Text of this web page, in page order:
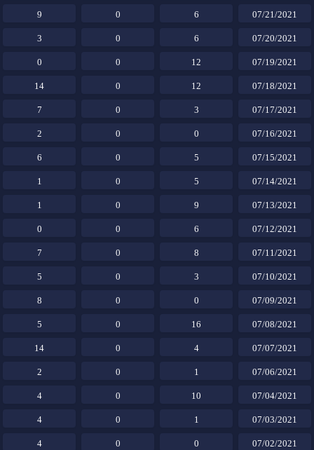
07/21/2021
6
0
9
07/20/2021
6
0
3
07/19/2021
12
0
0
07/18/2021
12
0
14
07/17/2021
3
0
7
07/16/2021
0
0
2
07/15/2021
5
0
6
07/14/2021
5
0
1
07/13/2021
9
0
1
07/12/2021
6
0
0
07/11/2021
8
0
7
07/10/2021
3
0
5
07/09/2021
0
0
8
07/08/2021
16
0
5
07/07/2021
4
0
14
07/06/2021
1
0
2
07/04/2021
10
0
4
07/03/2021
1
0
4
07/02/2021
0
0
4